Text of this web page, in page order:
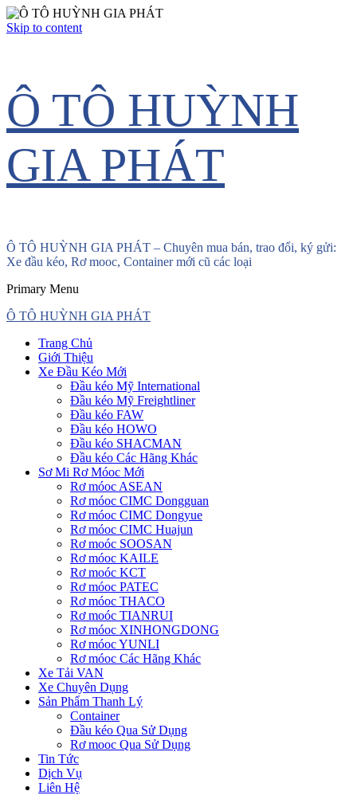
Skip to content
Ô TÔ HUỲNH
GIA PHÁT
Ô TÔ HUỲNH GIA PHÁT – Chuyên mua bán, trao đổi, ký gửi:
Xe đầu kéo, Rơ mooc, Container mới cũ các loại
Primary Menu
Ô TÔ HUỲNH GIA PHÁT
Trang Chủ
Giới Thiệu
Xe Đầu Kéo Mới
Đầu kéo Mỹ International
Đầu kéo Mỹ Freightliner
Đầu kéo FAW
Đầu kéo HOWO
Đầu kéo SHACMAN
Đầu kéo Các Hãng Khác
Sơ Mi Rơ Móoc Mới
Rơ móoc ASEAN
Rơ móoc CIMC Dongguan
Rơ móoc CIMC Dongyue
Rơ móoc CIMC Huajun
Rơ moóc SOOSAN
Rơ móoc KAILE
Rơ moóc KCT
Rơ móoc PATEC
Rơ móoc THACO
Rơ moóc TIANRUI
Rơ móoc XINHONGDONG
Rơ móoc YUNLI
Rơ móoc Các Hãng Khác
Xe Tải VAN
Xe Chuyên Dụng
Sản Phẩm Thanh Lý
Container
Đầu kéo Qua Sử Dụng
Rơ mooc Qua Sử Dụng
Tin Tức
Dịch Vụ
Liên Hệ